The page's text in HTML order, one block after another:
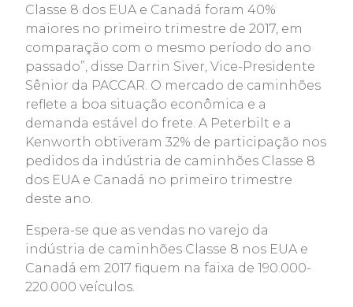
Classe 8 dos EUA e Canadá foram 40%
maiores no primeiro trimestre de 2017, em
comparação com o mesmo período do ano
passado”, disse Darrin Siver, Vice-Presidente
Sênior da PACCAR. O mercado de caminhões
reflete a boa situação econômica e a
demanda estável do frete. A Peterbilt e a
Kenworth obtiveram 32% de participação nos
pedidos da indústria de caminhões Classe 8
dos EUA e Canadá no primeiro trimestre
deste ano.
Espera-se que as vendas no varejo da
indústria de caminhões Classe 8 nos EUA e
Canadá em 2017 fiquem na faixa de 190.000-
220.000 veículos.